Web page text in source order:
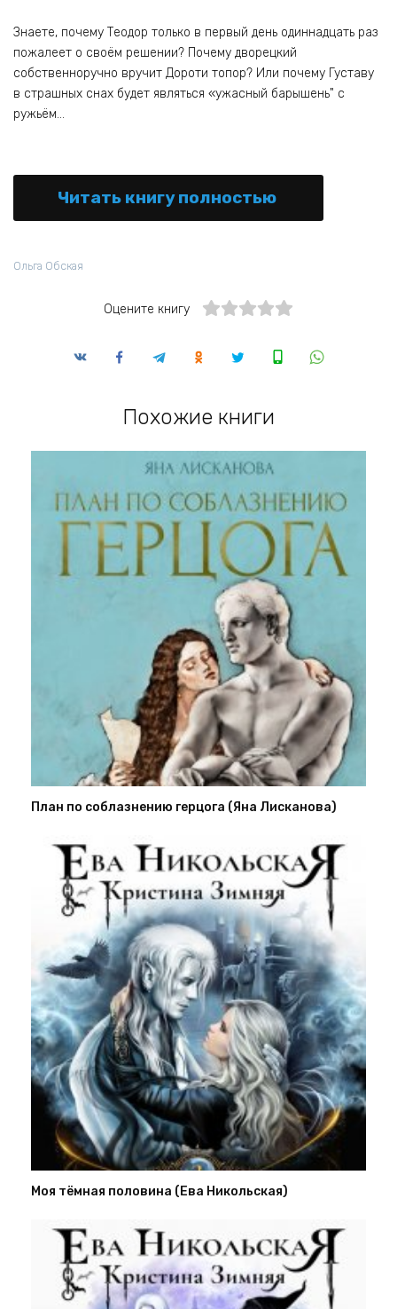
Знаете, почему Теодор только в первый день одиннадцать раз
пожалеет о своём решении? Почему дворецкий
собственноручно вручит Дороти топор? Или почему Густаву
в страшных снах будет являться «ужасный барышень" с
ружьём…
Читать книгу полностью
Ольга Обская
Оцените книгу
Похожие книги
План по соблазнению герцога (Яна Лисканова)
Моя тёмная половина (Ева Никольская)